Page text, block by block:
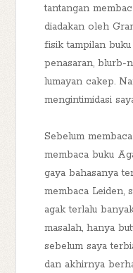
tantangan
diadakan oleh
fisik tampilan
penasaran, blurb-
lumayan cakep.
mengintimidasi
Sebelum
membaca buku
gaya bahasanya
membaca Leiden,
agak terlalu
masalah, hanya
sebelum saya
dan akhirnya